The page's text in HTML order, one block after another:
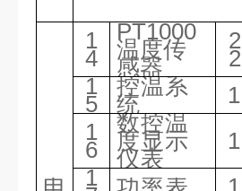
1
4
PT1000
温度传
感器
2
2
1
5
控温系
统 1
1
6
数控温
度显示
仪表
1
1